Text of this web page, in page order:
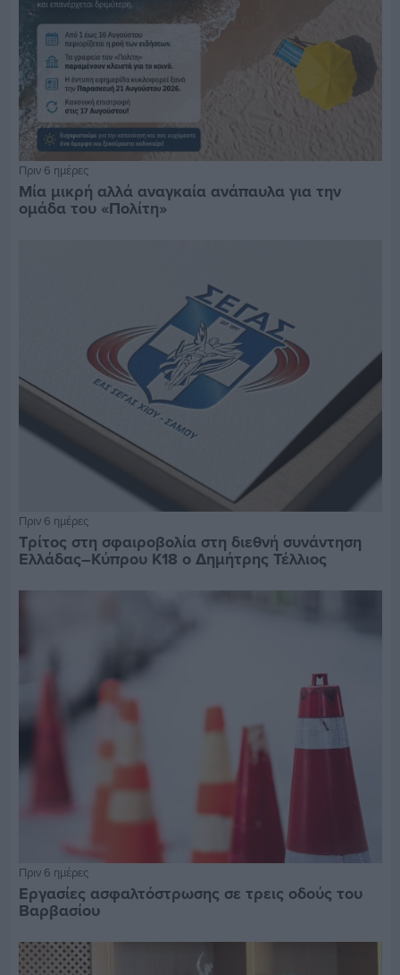
Πριν 6 ημέρες
Μία μικρή αλλά αναγκαία ανάπαυλα για την
ομάδα του «Πολίτη»
Πριν 6 ημέρες
Τρίτος στη σφαιροβολία στη διεθνή συνάντηση
Ελλάδας–Κύπρου Κ18 ο Δημήτρης Τέλλιος
Πριν 6 ημέρες
Εργασίες ασφαλτόστρωσης σε τρεις οδούς του
Βαρβασίου